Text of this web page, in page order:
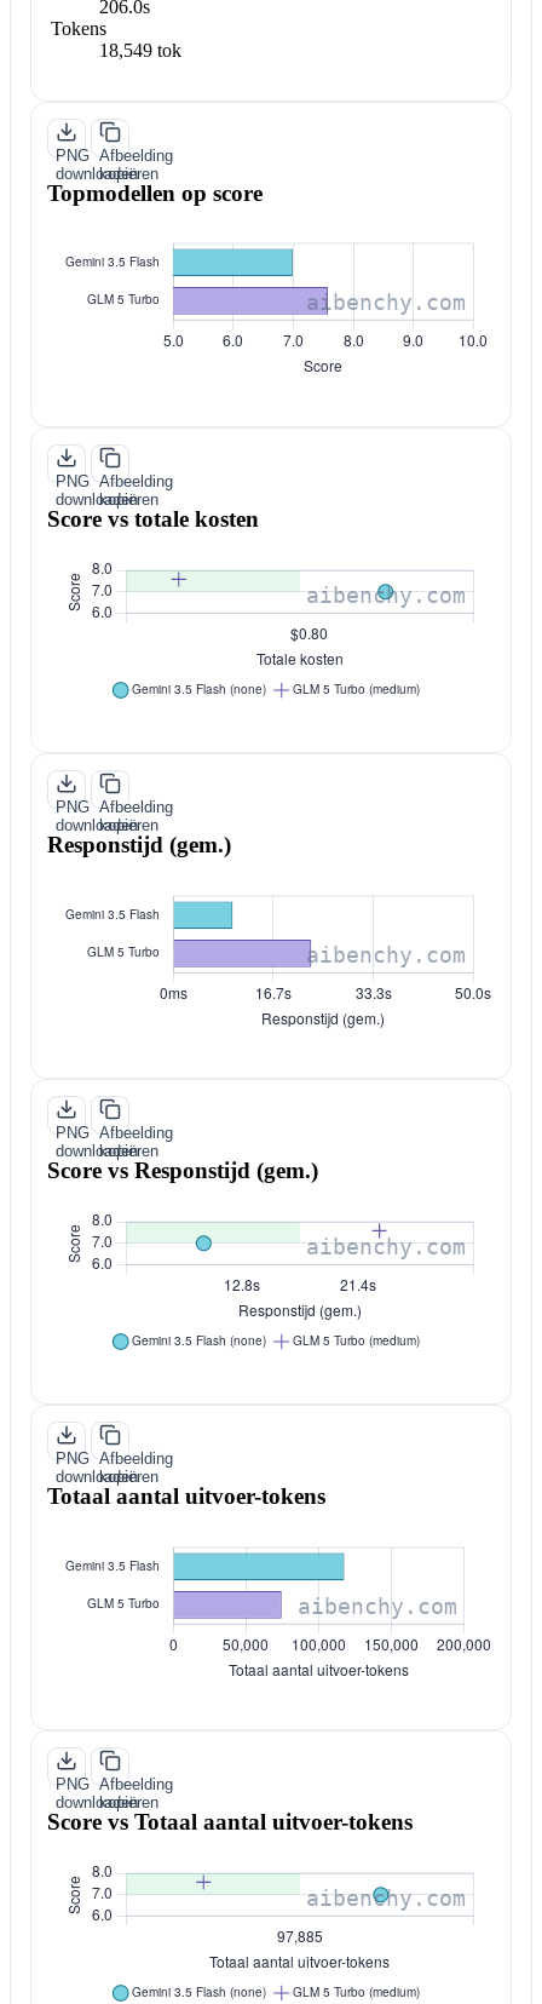
206.0s
Tokens
18,549 tok
PNG
downloaden
Afbeelding
kopiëren
Topmodellen op score
PNG
downloaden
Afbeelding
kopiëren
Score vs totale kosten
PNG
downloaden
Afbeelding
kopiëren
Responstijd (gem.)
PNG
downloaden
Afbeelding
kopiëren
Score vs Responstijd (gem.)
PNG
downloaden
Afbeelding
kopiëren
Totaal aantal uitvoer-tokens
PNG
downloaden
Afbeelding
kopiëren
Score vs Totaal aantal uitvoer-tokens